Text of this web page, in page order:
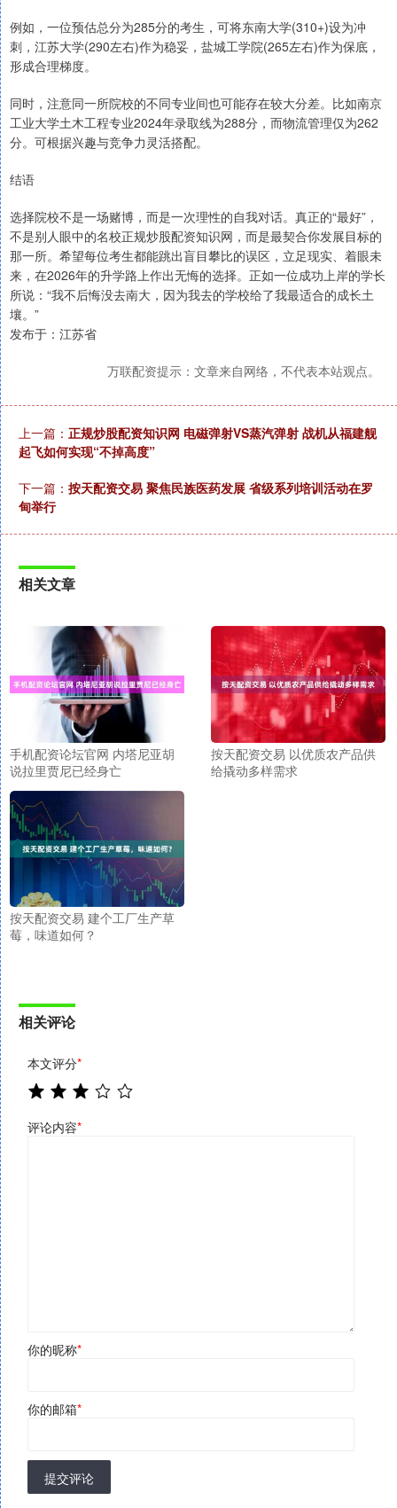
例如，一位预估总分为285分的考生，可将东南大学(310+)设为冲
刺，江苏大学(290左右)作为稳妥，盐城工学院(265左右)作为保底，
形成合理梯度。
同时，注意同一所院校的不同专业间也可能存在较大分差。比如南京
工业大学土木工程专业2024年录取线为288分，而物流管理仅为262
分。可根据兴趣与竞争力灵活搭配。
结语
选择院校不是一场赌博，而是一次理性的自我对话。真正的“最好”，
不是别人眼中的名校正规炒股配资知识网，而是最契合你发展目标的
那一所。希望每位考生都能跳出盲目攀比的误区，立足现实、着眼未
来，在2026年的升学路上作出无悔的选择。正如一位成功上岸的学长
所说：“我不后悔没去南大，因为我去的学校给了我最适合的成长土
壤。”
发布于：江苏省
万联配资提示：文章来自网络，不代表本站观点。
上一篇： 正规炒股配资知识网 电磁弹射VS蒸汽弹射 战机从福建舰
起飞如何实现“不掉高度”
下一篇： 按天配资交易 聚焦民族医药发展 省级系列培训活动在罗
甸举行
相关文章
手机配资论坛官网 内塔尼亚胡
说拉里贾尼已经身亡
按天配资交易 以优质农产品供
给撬动多样需求
按天配资交易 建个工厂生产草
莓，味道如何？
相关评论
本文评分*
评论内容*
你的昵称*
你的邮箱*
提交评论